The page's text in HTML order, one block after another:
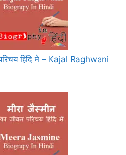
हिंदि मे – Kajal Raghwani